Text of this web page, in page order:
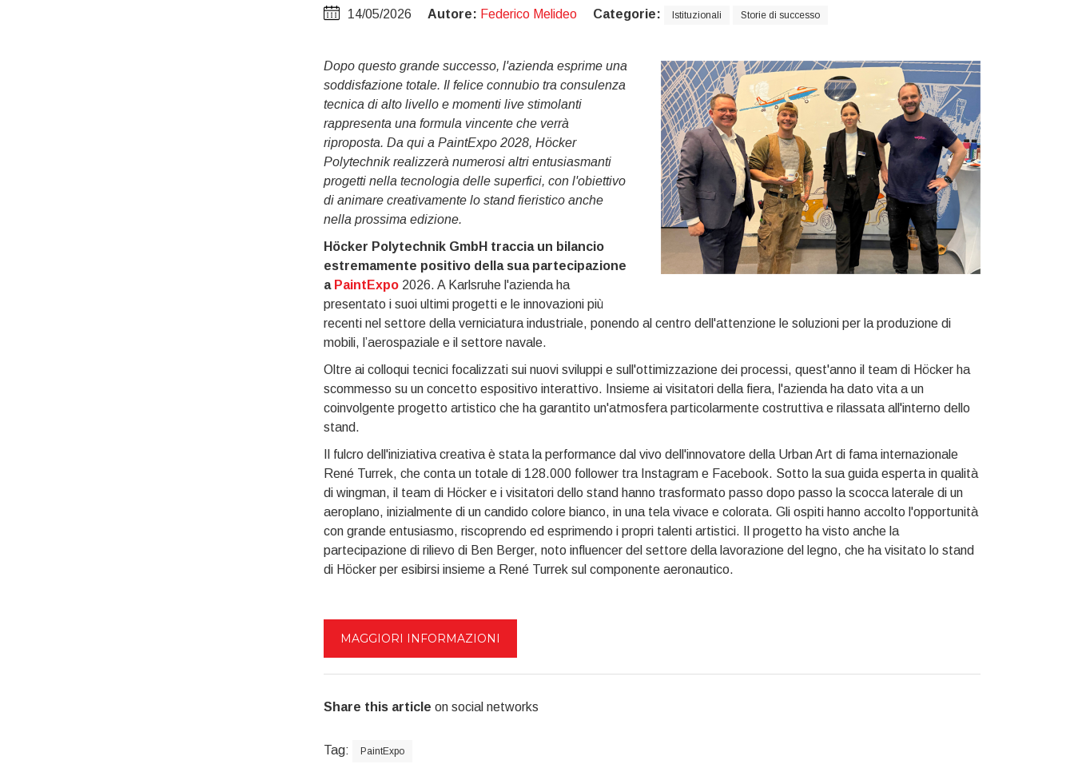
14/05/2026 Autore: Federico Melideo Categorie: Istituzionali Storie di successo
Dopo questo grande successo, l'azienda esprime una
soddisfazione totale. Il felice connubio tra consulenza
tecnica di alto livello e momenti live stimolanti
rappresenta una formula vincente che verrà
riproposta. Da qui a PaintExpo 2028, Höcker
Polytechnik realizzerà numerosi altri entusiasmanti
progetti nella tecnologia delle superfici, con l'obiettivo
di animare creativamente lo stand fieristico anche
nella prossima edizione.
Höcker Polytechnik GmbH traccia un bilancio
estremamente positivo della sua partecipazione
a PaintExpo2026. A Karlsruhe l'azienda ha
presentato i suoi ultimi progetti e le innovazioni più
recenti nel settore della verniciatura industriale, ponendo al centro dell'attenzione le soluzioni per la produzione di
mobili, l’aerospaziale e il settore navale.
Oltre ai colloqui tecnici focalizzati sui nuovi sviluppi e sull'ottimizzazione dei processi, quest'anno il team di Höcker ha
scommesso su un concetto espositivo interattivo. Insieme ai visitatori della fiera, l'azienda ha dato vita a un
coinvolgente progetto artistico che ha garantito un'atmosfera particolarmente costruttiva e rilassata all'interno dello
stand.
Il fulcro dell'iniziativa creativa è stata la performance dal vivo dell'innovatore della Urban Art di fama internazionale
René Turrek, che conta un totale di 128.000 follower tra Instagram e Facebook. Sotto la sua guida esperta in qualità
di wingman, il team di Höcker e i visitatori dello stand hanno trasformato passo dopo passo la scocca laterale di un
aeroplano, inizialmente di un candido colore bianco, in una tela vivace e colorata. Gli ospiti hanno accolto l'opportunità
con grande entusiasmo, riscoprendo ed esprimendo i propri talenti artistici. Il progetto ha visto anche la
partecipazione di rilievo di Ben Berger, noto influencer del settore della lavorazione del legno, che ha visitato lo stand
di Höcker per esibirsi insieme a René Turrek sul componente aeronautico.
MAGGIORI INFORMAZIONI
Share this article on social networks
Tag: PaintExpo